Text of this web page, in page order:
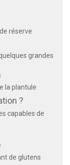
réserve
grandes
la plantule
?
capables de
de glutens